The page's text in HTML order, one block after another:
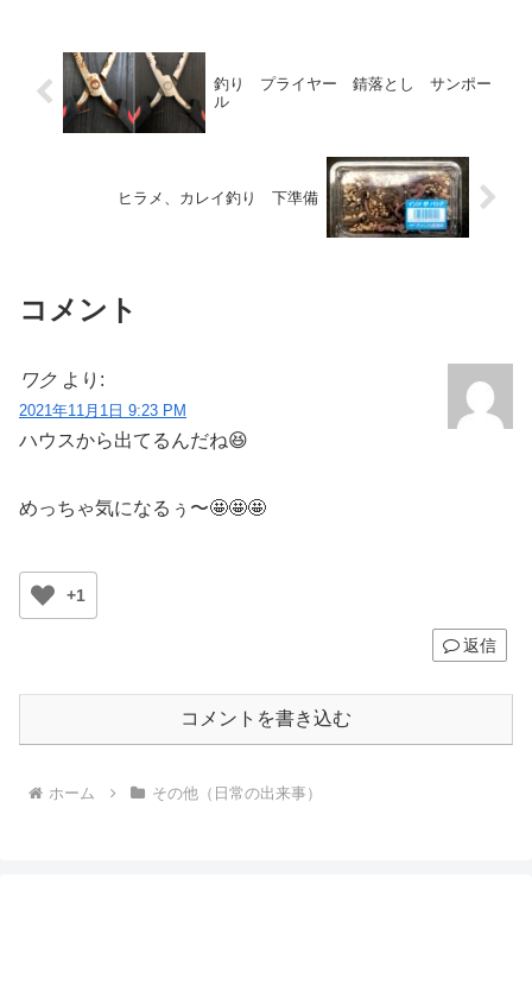
釣り プライヤー 錆落とし サンポー
ル
ヒラメ、カレイ釣り 下準備
コメント
ワク より:
2021年11月1日 9:23 PM
ハウスから出てるんだね😆
めっちゃ気になるぅ〜🤩🤩🤩
+1
返信
コメントを書き込む
ホーム その他（日常の出来事）